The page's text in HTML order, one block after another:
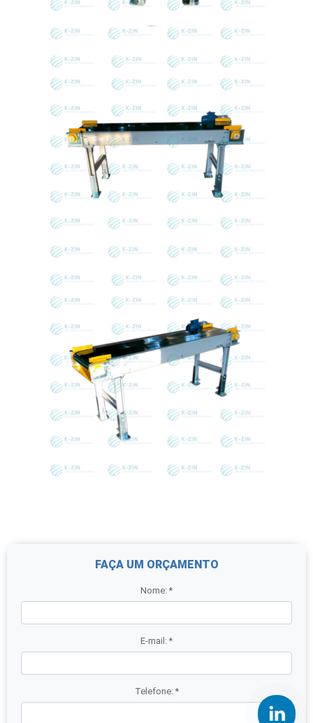
FAÇA UM ORÇAMENTO
Nome: *
E-mail: *
Telefone: *